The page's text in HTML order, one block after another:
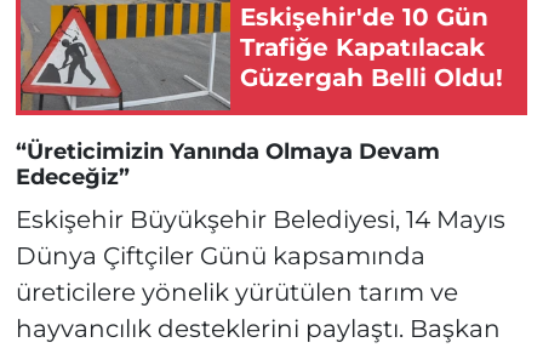
Eskişehir'de 10 Gün
Trafiğe Kapatılacak
Güzergah Belli Oldu!
“Üreticimizin Yanında Olmaya Devam
Edeceğiz”
Eskişehir Büyükşehir Belediyesi, 14 Mayıs
Dünya Çiftçiler Günü kapsamında
üreticilere yönelik yürütülen tarım ve
hayvancılık desteklerini paylaştı. Başkan